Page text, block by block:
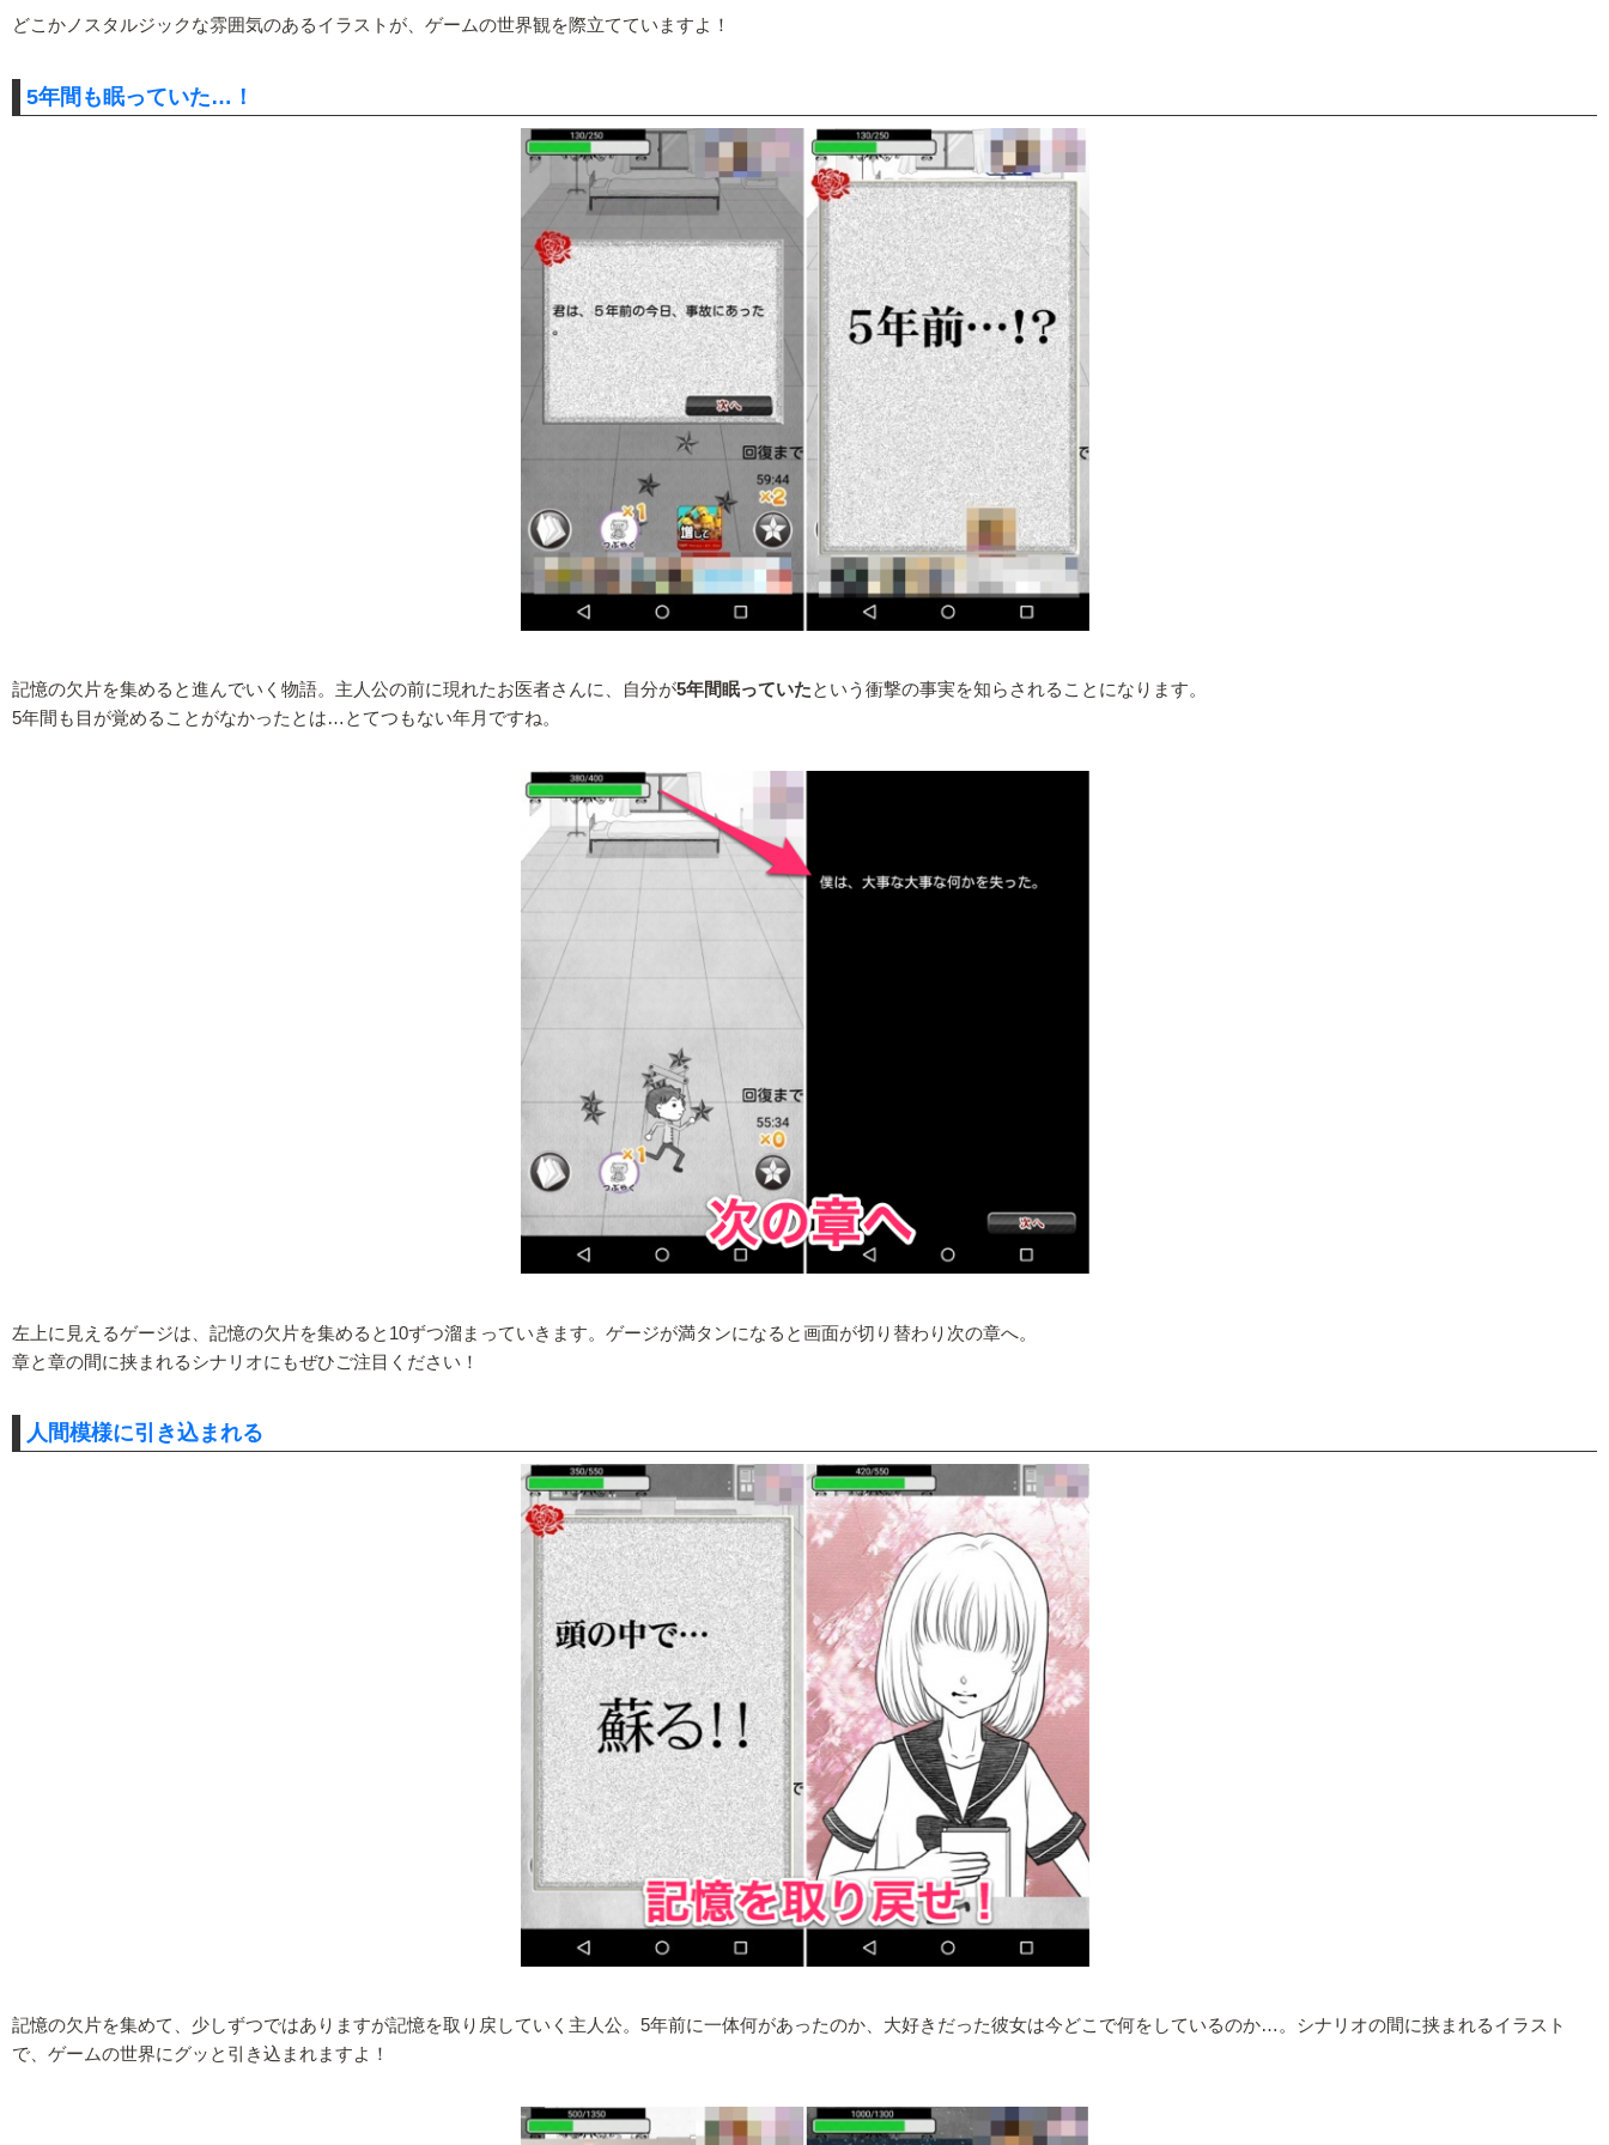
どこかノスタルジックな雰囲気のあるイラストが、ゲームの世界観を際立てていますよ！
5年間も眠っていた…！
記憶の欠片を集めると進んでいく物語。主人公の前に現れたお医者さんに、自分が5年間眠っていたという衝撃の事実を知らされることになります。
5年間も目が覚めることがなかったとは…とてつもない年月ですね。
左上に見えるゲージは、記憶の欠片を集めると10ずつ溜まっていきます。ゲージが満タンになると画面が切り替わり次の章へ。
章と章の間に挟まれるシナリオにもぜひご注目ください！
人間模様に引き込まれる
記憶の欠片を集めて、少しずつではありますが記憶を取り戻していく主人公。5年前に一体何があったのか、大好きだった彼女は今どこで何をしているのか…。シナリオの間に挟まれるイラスト
で、ゲームの世界にグッと引き込まれますよ！